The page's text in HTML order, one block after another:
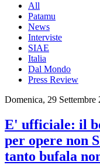
All
Patamu
News
Interviste
SIAE
Italia
Dal Mondo
Press Review
Domenica, 29 Settembre
E' ufficiale: il
per opere non
tanto bufala